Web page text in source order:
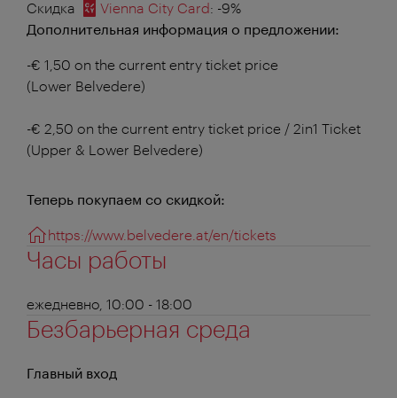
Скидка Vienna City Card: -9%
Дополнительная информация о предложении:
-€ 1,50 on the current entry ticket price
(Lower Belvedere)
-€ 2,50 on the current entry ticket price / 2in1 Ticket
(Upper & Lower Belvedere)
Теперь покупаем со скидкой:
https://www.belvedere.at/en/tickets
Часы работы
ежедневно, 10:00 - 18:00
Безбарьерная среда
Главный вход